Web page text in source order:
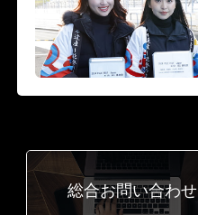
総合お問い合わせ